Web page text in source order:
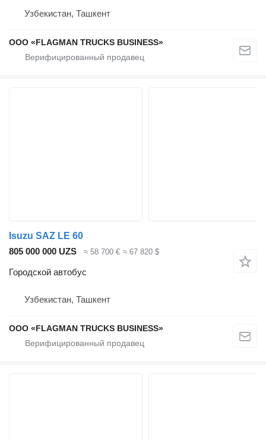
Узбекистан, Ташкент
ООО «FLAGMAN TRUCKS BUSINESS»
Isuzu SAZ LE 60
805 000 000 UZS
≈ 58 700 € ≈ 67 820 $
Городской автобус
Узбекистан, Ташкент
ООО «FLAGMAN TRUCKS BUSINESS»